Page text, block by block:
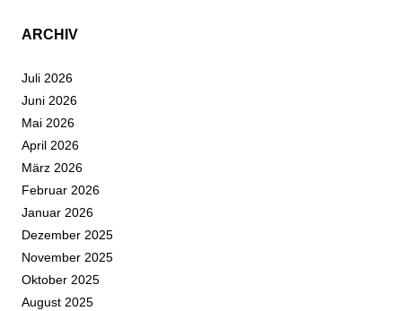
ARCHIV
Juli 2026
Juni 2026
Mai 2026
April 2026
März 2026
Februar 2026
Januar 2026
Dezember 2025
November 2025
Oktober 2025
August 2025